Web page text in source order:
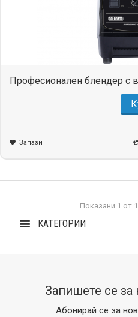
Професионален блендер с
Запази
Показани 1 от
КАТЕГОРИИ
Запишете се
Абонирай се за